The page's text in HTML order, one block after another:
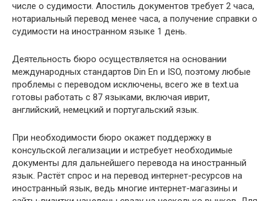
числе о судимости. Апостиль документов требует 2 часа,
нотариальный перевод менее часа, а получение справки о
судимости на иностранном языке 1 день.
Деятельность бюро осуществляется на основании
международных стандартов Din En и ISO, поэтому любые
проблемы с переводом исключены, всего же в text.ua
готовы работать с 87 языками, включая иврит,
английский, немецкий и португальский язык.
При необходимости бюро окажет поддержку в
консульской легализации и истребует необходимые
документы для дальнейшего перевода на иностранный
язык. Растёт спрос и на перевод интернет-ресурсов на
иностранный язык, ведь многие интернет-магазины и